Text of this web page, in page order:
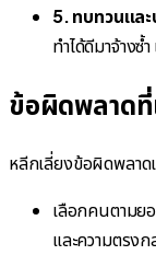
5. ทบทวนแล
ทำได้ดีมาจ้างซ้
ข้อผิดพลาด
หลีกเลี่ยงข้อผิดพลาด
เลือกคนตามย
และความตรง